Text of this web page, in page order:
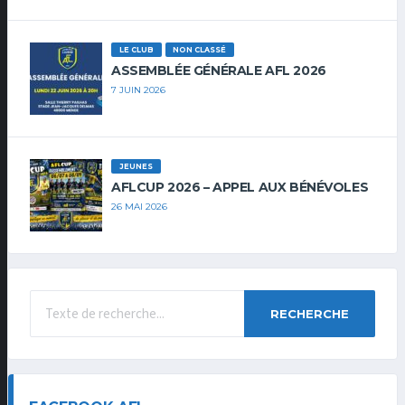
LE CLUB NON CLASSÉ
ASSEMBLÉE GÉNÉRALE AFL 2026
7 JUIN 2026
JEUNES
AFLCUP 2026 – APPEL AUX BÉNÉVOLES
26 MAI 2026
RECHERCHE